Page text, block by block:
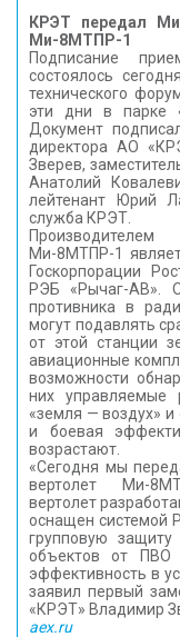
ПРЕССА
МЕДИА
КОНТАКТЫ
КРЭТ передал
Ми-8МТПР-1
Подписание
состоялось
технического
эти дни в парке
Документ
директора АО
Зверев,
Анатолий
лейтенант Юрий
служба КРЭТ.
Производителем
Ми-8МТПР-1
Госкорпорации
РЭБ «Рычаг-АВ».
противника в
могут подавлять
от этой станции
авиационные
возможности
них управляемые
«земля — воздух»
и боевая
возрастают.
«Сегодня мы
вертолет Ми-
вертолет
оснащен системой
групповую
объектов от ПВО
эффективность в
заявил первый
«КРЭТ» Владимир
aex.ru